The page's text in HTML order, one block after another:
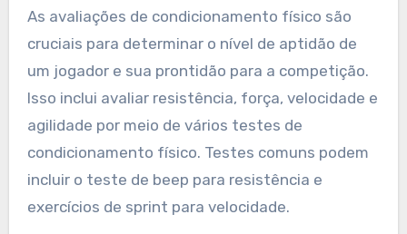
As avaliações de condicionamento físico são
cruciais para determinar o nível de aptidão de
um jogador e sua prontidão para a competição.
Isso inclui avaliar resistência, força, velocidade e
agilidade por meio de vários testes de
condicionamento físico. Testes comuns podem
incluir o teste de beep para resistência e
exercícios de sprint para velocidade.